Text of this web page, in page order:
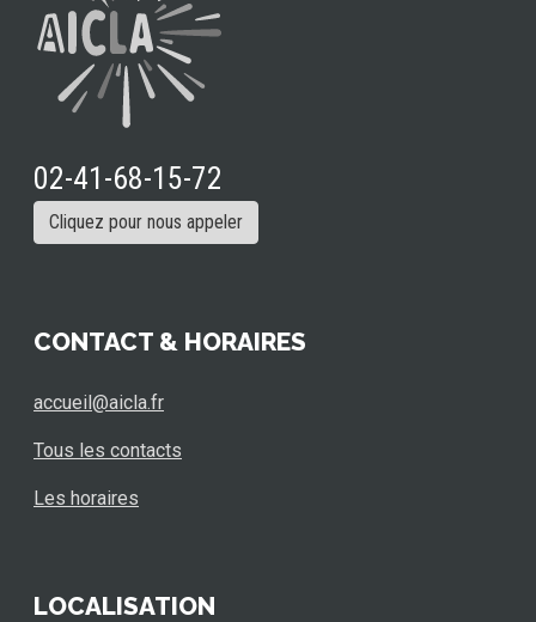
02-41-68-15-72
Cliquez pour nous appeler
CONTACT & HORAIRES
accueil@aicla.fr
Tous les contacts
Les horaires
LOCALISATION